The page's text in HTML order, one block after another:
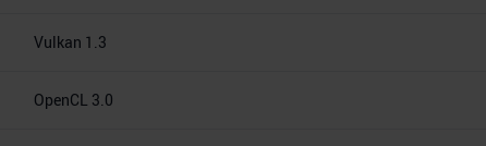
Vulkan 1.3
OpenCL 3.0